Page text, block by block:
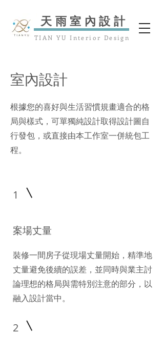
​天雨室內設計
TIAN YU Interior Design
室內設計
根據您的喜好與生活習慣規畫適合的格
局與樣式，可單獨純設計取得設計圖自
行發包，或直接由本工作室一併統包工
程。
1
​案場丈量
裝修一間房子從現場丈量開始，精準地
丈量避免後續的誤差，並同時與業主討
論理想的格局與需特別注意的部分，以
融入設計當中。
2